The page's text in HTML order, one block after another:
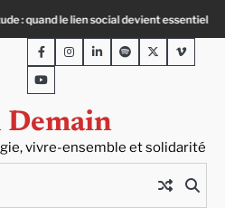
» : des acteurs du batiment face au
Demain
vivre-ensemble et solidarité
FacebookInstagram
LinkedInSpotifyTwitterViméo
Youtube